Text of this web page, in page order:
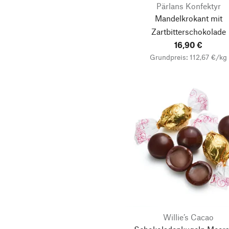
Pärlans Konfektyr
Mandelkrokant mit
Zartbitterschokolade
16,90 €
Grundpreis: 112,67 €/kg
Willie’s Cacao